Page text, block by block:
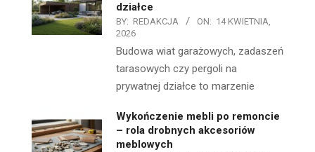
działce
BY: REDAKCJA ON: 14 KWIETNIA,
2026
Budowa wiat garażowych, zadaszeń
tarasowych czy pergoli na
prywatnej działce to marzenie
Wykończenie mebli po remoncie
– rola drobnych akcesoriów
meblowych